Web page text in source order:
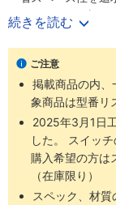
・Φ10～100（直径
【20-シリーズ 銅系
・銅材質、フッ素材
・外形寸法は標準品
続きを読む
ご注意
掲載商品の内
象商品は型番リ
2025年3月1日
した。 スイッ
購入希望の方は
（在庫限り）
スペック、材質